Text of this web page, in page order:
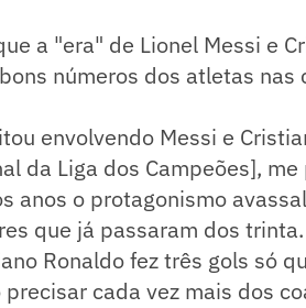
a "era" de Lionel Messi e
números dos atletas
envolvendo Messi e
da Liga dos Campeões],
anos o protagonismo
que já passaram dos
Ronaldo fez três gols só
cada vez mais dos